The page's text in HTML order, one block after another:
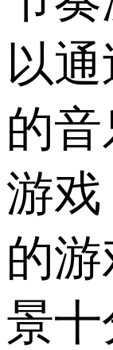
以
的
游
的
景